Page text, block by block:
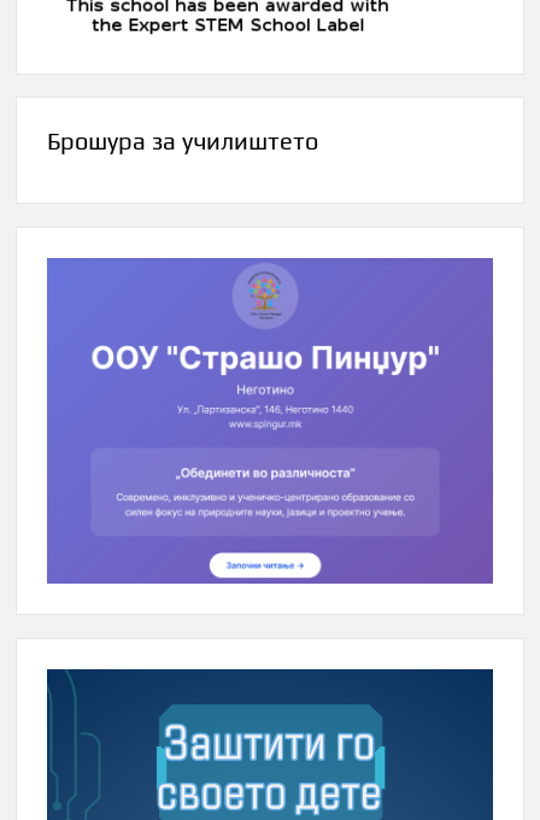
Брошура за училиштето